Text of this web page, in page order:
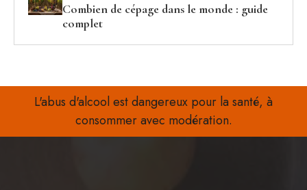
Combien de cépage dans le monde : guide
complet
L'abus d'alcool est dangereux pour la santé, à
consommer avec modération.